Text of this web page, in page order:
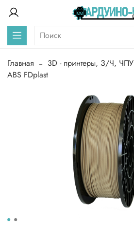
Главная 3D - принтеры, З/Ч, ЧПУ
ABS FDplast